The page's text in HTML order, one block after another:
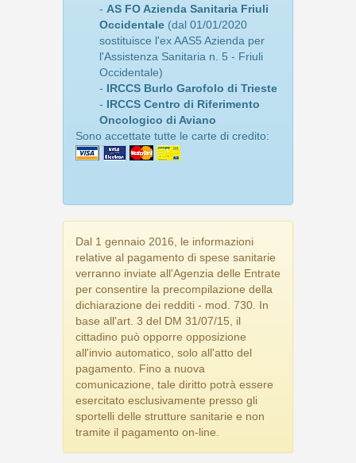
- AS FO Azienda Sanitaria Friuli
Occidentale (dal 01/01/2020
sostituisce l'ex AAS5 Azienda per
l'Assistenza Sanitaria n. 5 - Friuli
Occidentale)
- IRCCS Burlo Garofolo di Trieste
- IRCCS Centro di Riferimento
Oncologico di Aviano
Sono accettate tutte le carte di credito:
Dal 1 gennaio 2016, le informazioni
relative al pagamento di spese sanitarie
verranno inviate all'Agenzia delle Entrate
per consentire la precompilazione della
dichiarazione dei redditi - mod. 730. In
base all'art. 3 del DM 31/07/15, il
cittadino può opporre opposizione
all'invio automatico, solo all'atto del
pagamento. Fino a nuova
comunicazione, tale diritto potrà essere
esercitato esclusivamente presso gli
sportelli delle strutture sanitarie e non
tramite il pagamento on-line.